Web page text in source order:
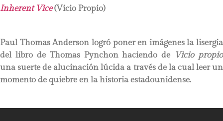
Inherent Vice(Vicio Propio)
Paul Thomas Anderson logró poner en imágenes la lisergia
del libro de Thomas Pynchon haciendo de Vicio propio
una suerte de alucinación lúcida a través de la cual leer un
momento de quiebre en la historia estadounidense.